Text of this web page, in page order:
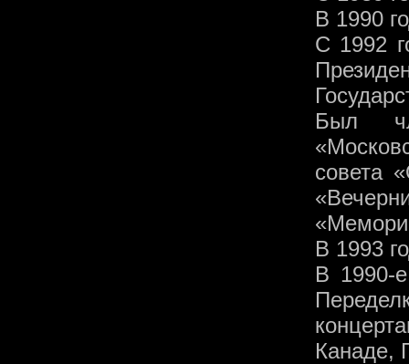
В 1990
С 1992
Был
совета
В 1993
В 1990-
Канаде,